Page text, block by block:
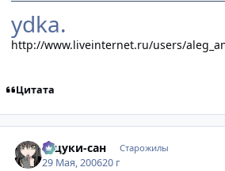
ydka.
http://www.liveinternet.ru/users/
Цитата
Тацуки-сан Старожилы
29 Мая, 200620 г